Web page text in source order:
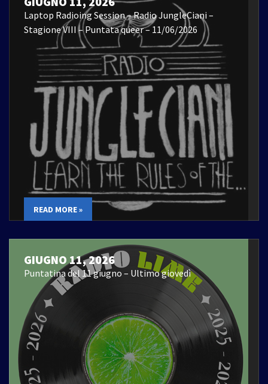
Laptop Radioing Session – Radio JungleCiani –
Stagione VIII – Puntata queer – 11/06/2026
READ MORE »
GIUGNO 11, 2026
Puntatina del 11 giugno – Ultimo giovedì